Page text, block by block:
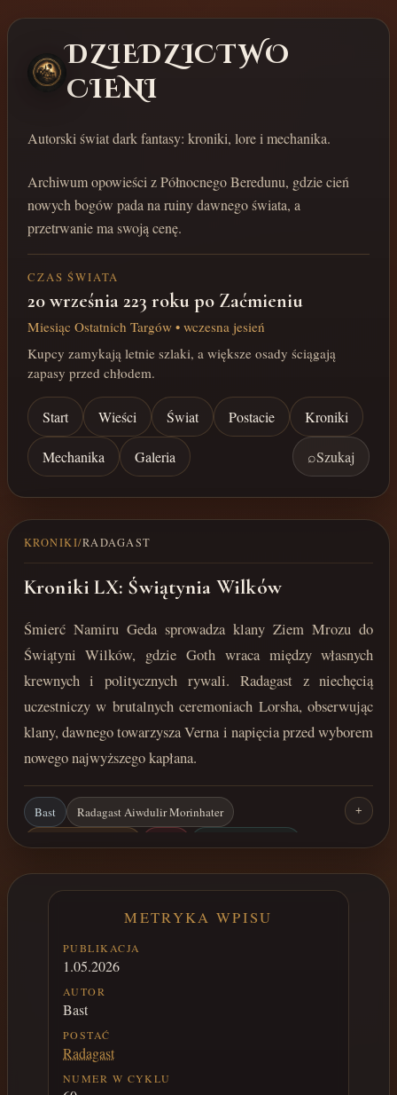
DZIEDZICTWO
CIENI
Autorski świat dark fantasy: kroniki, lore i mechanika.
Archiwum opowieści z Północnego Beredunu, gdzie cień
nowych bogów pada na ruiny dawnego świata, a
przetrwanie ma swoją cenę.
CZAS ŚWIATA
20 września 223 roku po Zaćmieniu
Miesiąc Ostatnich Targów • wczesna jesień
Kupcy zamykają letnie szlaki, a większe osady ściągają
zapasy przed chłodem.
Start Wieści Świat Postacie Kroniki
Mechanika Galeria ⌕Szukaj
KRONIKI/RADAGAST
Kroniki LX: Świątynia Wilków
Śmierć Namiru Geda sprowadza klany Ziem Mrozu do
Świątyni Wilków, gdzie Goth wraca między własnych
krewnych i politycznych rywali. Radagast z niechęcią
uczestniczy w brutalnych ceremoniach Lorsha, obserwując
klany, dawnego towarzysza Verna i napięcia przed wyborem
nowego najwyższego kapłana.
Bast
Radagast Aiwdulir Morinhater
Namir Ged
Ziemie Mrozu
+
METRYKA WPISU
PUBLIKACJA
1.05.2026
AUTOR
Bast
POSTAĆ
Radagast
NUMER W CYKLU